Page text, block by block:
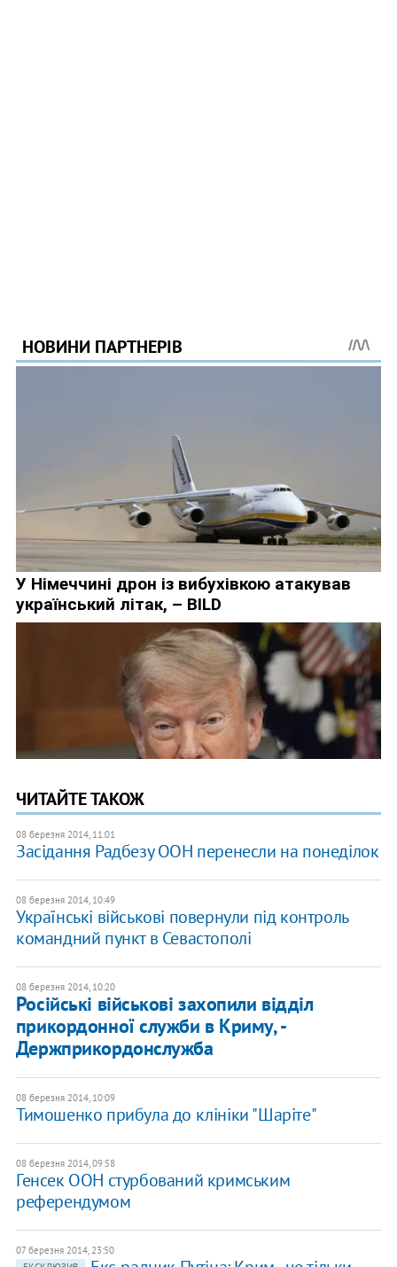
ЧИТАЙТЕ ТАКОЖ
08 березня 2014, 11:01
Засідання Радбезу ООН перенесли на понеділок
08 березня 2014, 10:49
Українські військові повернули під контроль
командний пункт в Севастополі
08 березня 2014, 10:20
Російські військові захопили відділ
прикордонної служби в Криму, -
Держприкордонслужба
08 березня 2014, 10:09
Тимошенко прибула до клініки "Шаріте"
08 березня 2014, 09:58
Генсек ООН стурбований кримським
референдумом
07 березня 2014, 23:50